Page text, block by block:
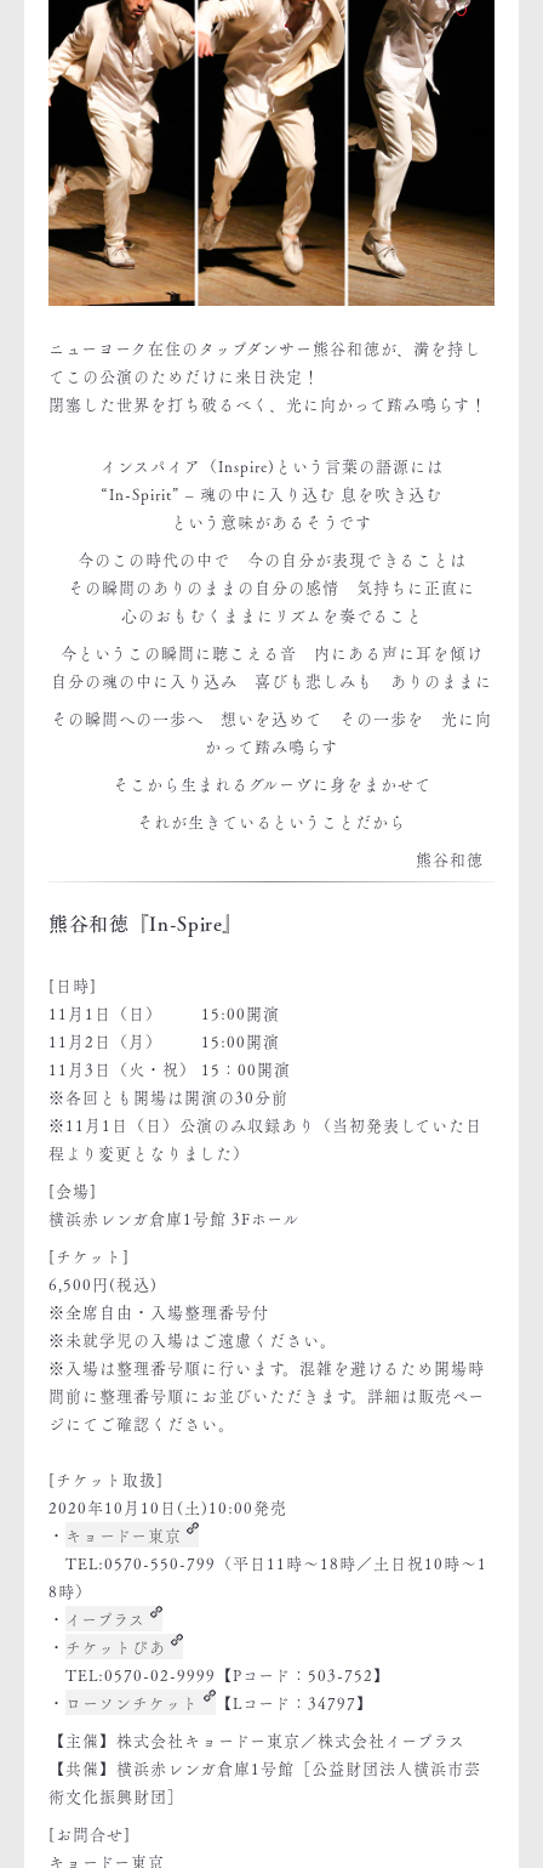
ニューヨーク在住のタップダンサー熊谷和徳が、満を持し
てこの公演のためだけに来日決定！
閉塞した世界を打ち破るべく、光に向かって踏み鳴らす！
インスパイア（Inspire)という言葉の語源には
“In-Spirit” – 魂の中に入り込む 息を吹き込む
という意味があるそうです
今のこの時代の中で 今の自分が表現できることは
その瞬間のありのままの自分の感情 気持ちに正直に
心のおもむくままにリズムを奏でること
今というこの瞬間に聴こえる音 内にある声に耳を傾け
自分の魂の中に入り込み 喜びも悲しみも ありのままに
その瞬間への一歩へ 想いを込めて その一歩を 光に向
かって踏み鳴らす
そこから生まれるグルーヴに身をまかせて
それが生きているということだから
熊谷和徳
熊谷和徳『In-Spire』
[日時]
11月1日（日） 15:00開演
11月2日（月） 15:00開演
11月3日（火・祝） 15：00開演
※各回とも開場は開演の30分前
※11月1日（日）公演のみ収録あり（当初発表していた日
程より変更となりました）
[会場]
横浜赤レンガ倉庫1号館 3Fホール
[チケット]
6,500円(税込)
※全席自由・入場整理番号付
※未就学児の入場はご遠慮ください。
※入場は整理番号順に行います。混雑を避けるため開場時
間前に整理番号順にお並びいただきます。詳細は販売ペー
ジにてご確認ください。
[チケット取扱]
2020年10月10日(土)10:00発売
・ キョードー東京
TEL:0570-550-799（平日11時〜18時／土日祝10時〜1
8時）
・ イープラス
・ チケットぴあ
TEL:0570-02-9999【Pコード：503-752】
・ ローソンチケット
【Lコード：34797】
【主催】株式会社キョードー東京／株式会社イープラス
【共催】横浜赤レンガ倉庫1号館［公益財団法人横浜市芸
術文化振興財団］
[お問合せ]
キョードー東京